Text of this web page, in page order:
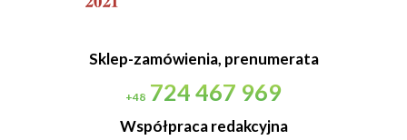
Sklep-zamówienia, prenumerata
+48 724 467 969
Współpraca redakcyjna